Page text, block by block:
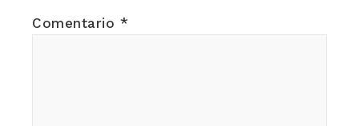
Comentario *